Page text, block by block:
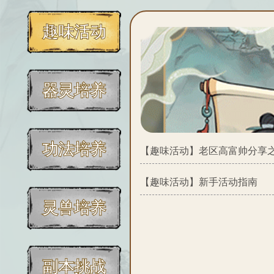
趣味活动
器灵培养
功法培养
灵兽培养
副本挑战
【趣味活动】 老区高富帅分享
【趣味活动】 新手活动指南